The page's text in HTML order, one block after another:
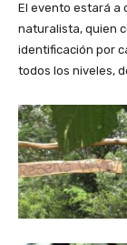
El evento estará a
naturalista, quien
identificación por
todos los niveles,